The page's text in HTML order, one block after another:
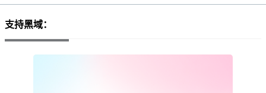
支持黑域：